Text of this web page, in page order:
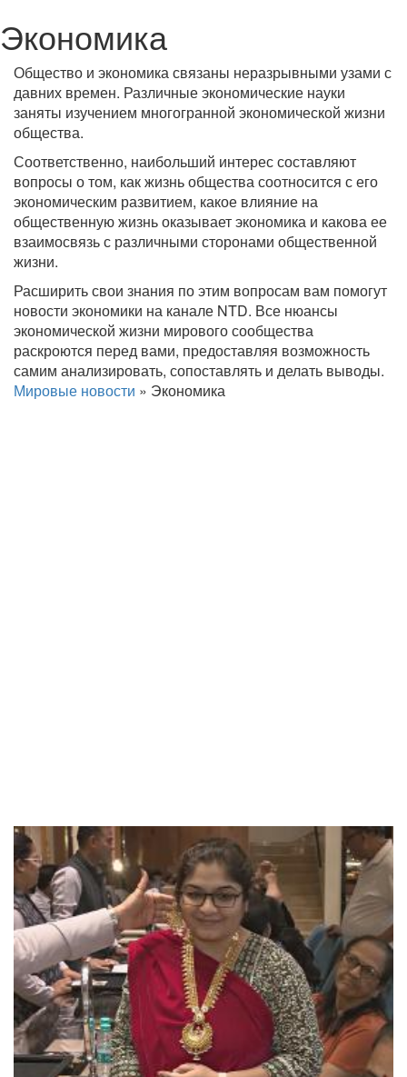
Экономика
Общество и экономика связаны неразрывными узами с
давних времен. Различные экономические науки
заняты изучением многогранной экономической жизни
общества.
Соответственно, наибольший интерес составляют
вопросы о том, как жизнь общества соотносится с его
экономическим развитием, какое влияние на
общественную жизнь оказывает экономика и какова ее
взаимосвязь с различными сторонами общественной
жизни.
Расширить свои знания по этим вопросам вам помогут
новости экономики на канале NTD. Все нюансы
экономической жизни мирового сообщества
раскроются перед вами, предоставляя возможность
самим анализировать, сопоставлять и делать выводы.
Мировые новости » Экономика